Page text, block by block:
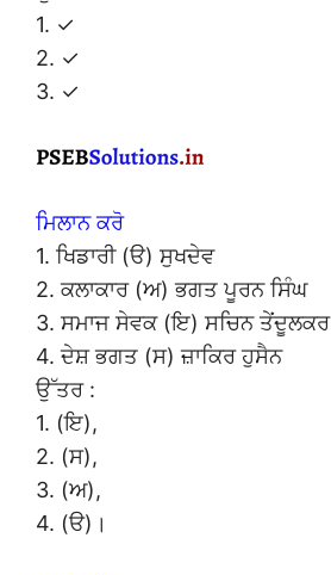
1. ✓
2. ✓
3. ✓
ਮਿਲਾਨ ਕਰੋ
1. ਖਿਡਾਰੀ (ੳ) ਸੁਖਦੇਵ
2. ਕਲਾਕਾਰ (ਅ) ਭਗਤ ਪੂਰਨ ਸਿੰਘ
3. ਸਮਾਜ ਸੇਵਕ (ਇ) ਸਚਿਨ ਤੇਂਦੂਲਕਰ
4. ਦੇਸ਼ ਭਗਤ (ਸ) ਜ਼ਾਕਿਰ ਹੁਸੈਨ
ਉੱਤਰ :
1. (ਇ),
2. (ਸ),
3. (ਅ),
4. (ੳ)।